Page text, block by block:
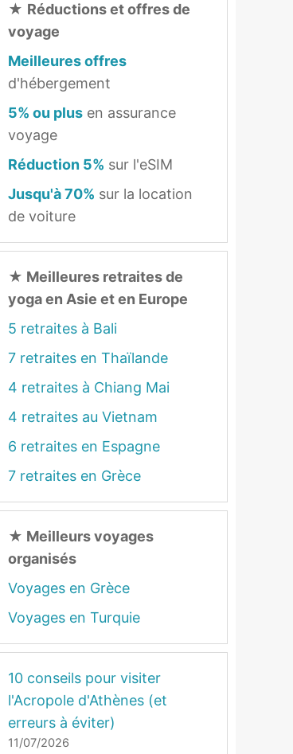
★ Réductions et offres de
voyage
Meilleures offres
d'hébergement
5% ou plus en assurance
voyage
Réduction 5% sur l'eSIM
Jusqu'à 70% sur la location
de voiture
★ Meilleures retraites de
yoga en Asie et en Europe
5 retraites à Bali
7 retraites en Thaïlande
4 retraites à Chiang Mai
4 retraites au Vietnam
6 retraites en Espagne
7 retraites en Grèce
★ Meilleurs voyages
organisés
Voyages en Grèce
Voyages en Turquie
10 conseils pour visiter
l'Acropole d'Athènes (et
erreurs à éviter)
11/07/2026